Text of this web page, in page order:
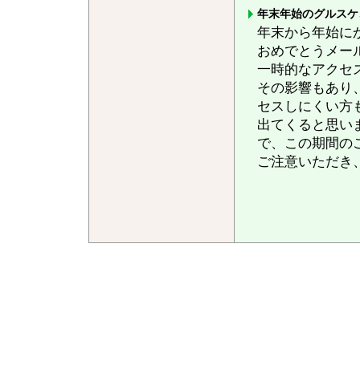
年末年始のグルス
年末から年始に
おめでとうメー
一時的なアクセ
その影響もあり
セスしにくい方
出てくると思い
で、この期間の
ご注意いただき